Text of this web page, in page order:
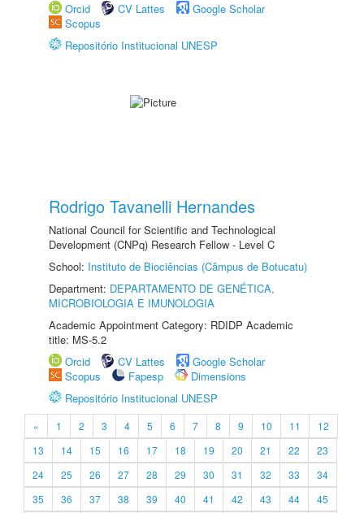
Orcid
CV Lattes
Google Scholar
Scopus
Repositório Institucional UNESP
Rodrigo Tavanelli Hernandes
National Council for Scientific and Technological
Development (CNPq) Research Fellow - Level C
School: Instituto de Biociências (Câmpus de Botucatu)
Department: DEPARTAMENTO DE GENÉTICA,
MICROBIOLOGIA E IMUNOLOGIA
Academic Appointment Category: RDIDP Academic
title: MS-5.2
Orcid
CV Lattes
Google Scholar
Scopus
Fapesp
Dimensions
Repositório Institucional UNESP
« 1 2 3 4 5 6 7 8 9 10 11
12
13
14 15 16 17 18 19 20 21 22
23
24
25 26 27 28 29 30 31 32 33
34
35
36 37 38 39 40 41 42 43 44
45